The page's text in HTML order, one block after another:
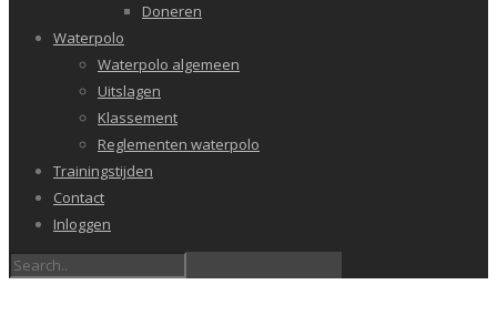
Doneren
Waterpolo
Waterpolo algemeen
Uitslagen
Klassement
Reglementen waterpolo
Trainingstijden
Contact
Inloggen